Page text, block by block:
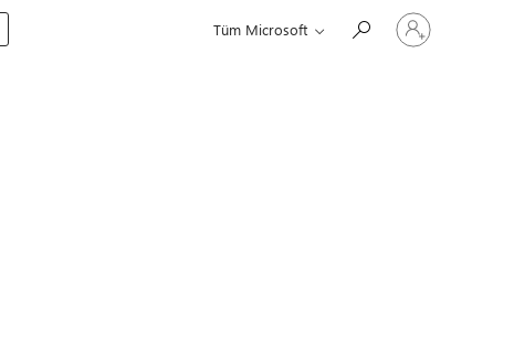
Tüm Microsoft
Hesabınızda
oturum
açın